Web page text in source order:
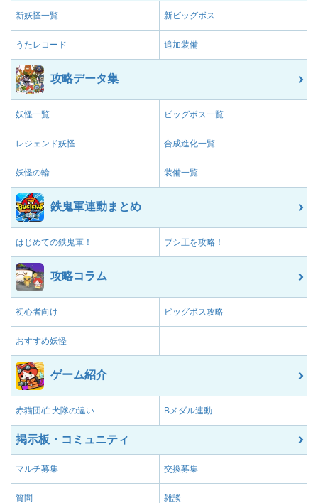
新妖怪一覧 新ビッグボス
うたレコード 追加装備
攻略データ集
妖怪一覧 ビッグボス一覧
レジェンド妖怪 合成進化一覧
妖怪の輪 装備一覧
鉄鬼軍連動まとめ
はじめての鉄鬼軍！ ブシ王を攻略！
攻略コラム
初心者向け ビッグボス攻略
おすすめ妖怪
ゲーム紹介
赤猫団/白犬隊の違い Bメダル連動
掲示板・コミュニティ
マルチ募集 交換募集
質問 雑談